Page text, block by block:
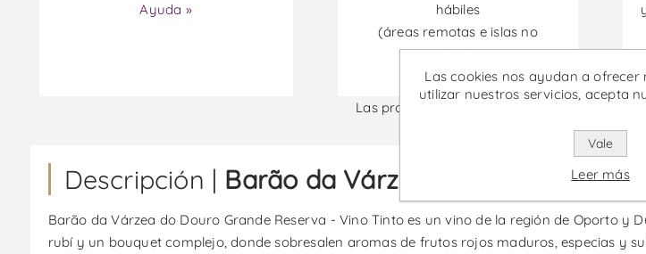
Ayuda »
hábiles
(áreas remotas e islas no
incluidas)
Las promociones están disponibles desde
Descripción | Barão da Várzea do Douro
Barão da Várzea do Douro Grande Reserva - Vino Tinto es un vino de la región de Oporto
rubí y un bouquet complejo, donde sobresalen aromas de frutos rojos maduros, especias y
Las cookies nos ayudan a ofrecer
utilizar nuestros servicios, acepta
Vale
Leer más